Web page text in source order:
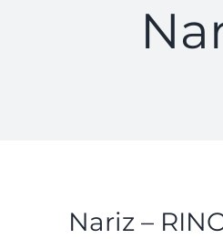
CONTACTONariz –